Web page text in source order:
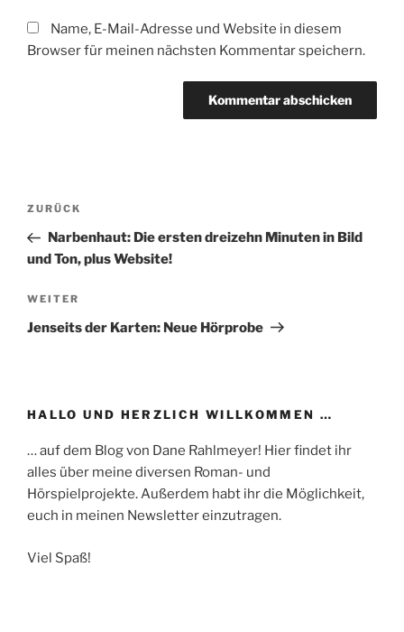
Name, E-Mail-Adresse und Website in diesem
Browser für meinen nächsten Kommentar speichern.
Beitragsnavigation
Vorheriger
Beitrag
ZURÜCK
Narbenhaut: Die ersten dreizehn Minuten in Bild
und Ton, plus Website!
Nächster
Beitrag
WEITER
Jenseits der Karten: Neue Hörprobe
HALLO UND HERZLICH WILLKOMMEN …
… auf dem Blog von Dane Rahlmeyer! Hier findet ihr
alles über meine diversen Roman- und
Hörspielprojekte. Außerdem habt ihr die Möglichkeit,
euch in meinen Newsletter einzutragen.
Viel Spaß!